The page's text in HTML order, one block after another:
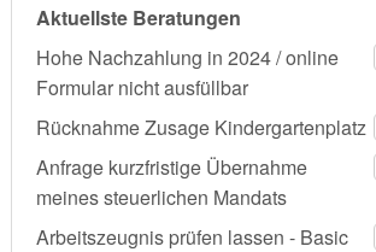
Aktuellste Beratungen
Hohe Nachzahlung in 2024 / online
Formular nicht ausfüllbar
Rücknahme Zusage Kindergartenplatz
Anfrage kurzfristige Übernahme
meines steuerlichen Mandats
Arbeitszeugnis prüfen lassen - Basic